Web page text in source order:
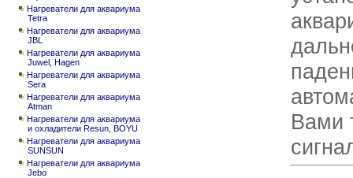
Нагреватели для аквариума
Tetra
Нагреватели для аквариума
JBL
Нагреватели для аквариума
Juwel, Hagen
Нагреватели для аквариума
Sera
Нагреватели для аквариума
Atman
Нагреватели для аквариума
и охладители Resun, BOYU
Нагреватели для аквариума
SUNSUN
Нагреватели для аквариума
Jebo
Вами